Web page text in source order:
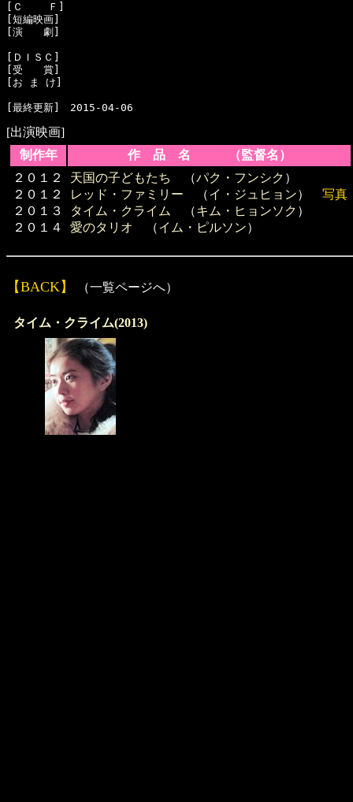
[Ｃ    Ｆ]
[短編映画]
[演　　劇]
[ＤＩＳＣ]
[受　　賞]
[お ま け]
[出演映画]
制作年
作 品 名 （監督名）
２０１２
２０１２
２０１３
２０１４
天国の子どもたち （パク・フンシク ）
レッド・ファミリー （イ・ジュヒョン）写真
タイム・クライム
（キム・ヒョンソク ）
愛のタリオ （イム・ピルソン）
【BACK】 （一覧ページへ）
タイム・クライム(2013)